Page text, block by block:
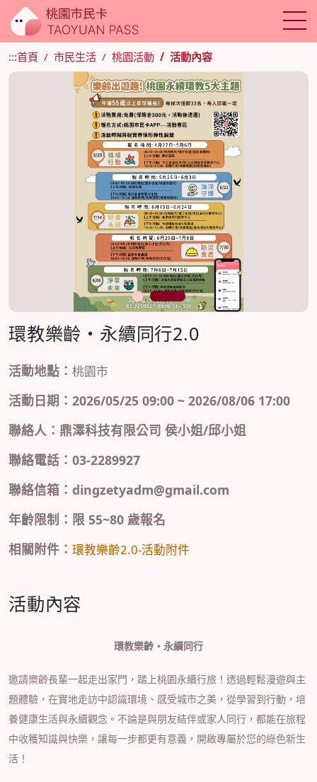
:::首頁 市民生活 桃園活動 活動內容
1 2
環教樂齡・永續同行2.0
活動地點： 桃園市
活動日期：2026/05/25 09:00 ~ 2026/08/06 17:00
聯絡人：鼎澤科技有限公司 侯小姐/邱小姐
聯絡電話：03-2289927
聯絡信箱：dingzetyadm@gmail.com
年齡限制：限 55~80 歲報名
相關附件： 環教樂齡2.0-活動附件
活動內容
環教樂齡・永續同行
邀請樂齡長輩一起走出家門，踏上桃園永續行旅！透過輕鬆漫遊與主
題體驗，在實地走訪中認識環境、感受城市之美，從學習到行動，培
養健康生活與永續觀念。不論是與朋友結伴或家人同行，都能在旅程
中收穫知識與快樂，讓每一步都更有意義，開啟專屬於您的綠色新生
活 ！